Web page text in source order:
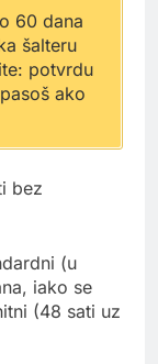
60 dana
šalteru
potvrdu
ako
bez
(u
iako se
(48 sati uz